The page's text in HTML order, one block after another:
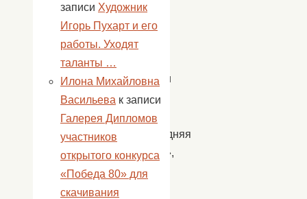
венок
на
дверь.
Провели
мастер
класс
«Новогодняя
игрушка»,
из
записи Художник
Игорь Пухарт и его
работы. Уходят
таланты …
Илона Михайловна
Васильева к записи
Галерея Дипломов
участников
открытого конкурса
«Победа 80» для
скачивания